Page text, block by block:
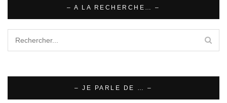
– A LA RECHERCHE… –
– JE PARLE DE … –